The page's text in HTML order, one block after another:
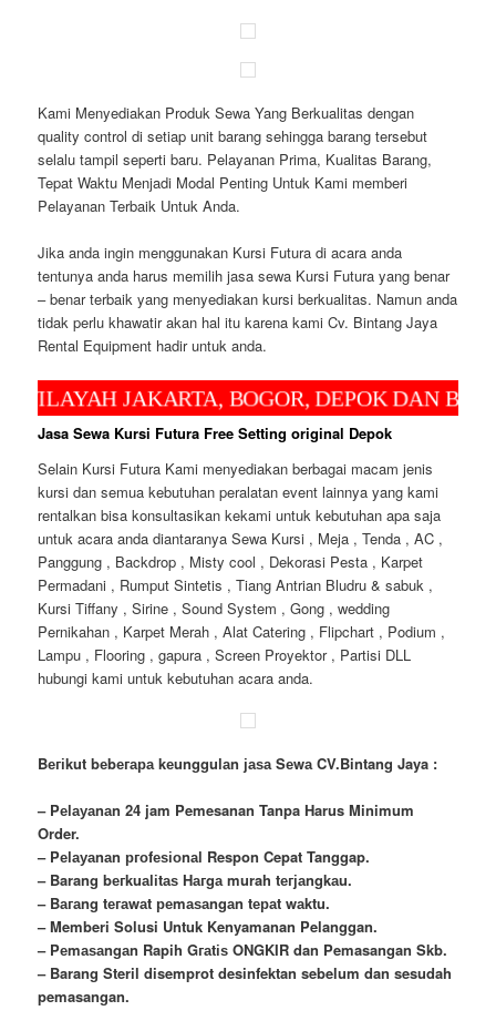
Kami Menyediakan Produk Sewa Yang Berkualitas dengan
quality control di setiap unit barang sehingga barang tersebut
selalu tampil seperti baru. Pelayanan Prima, Kualitas Barang,
Tepat Waktu Menjadi Modal Penting Untuk Kami memberi
Pelayanan Terbaik Untuk Anda.
Jika anda ingin menggunakan Kursi Futura di acara anda
tentunya anda harus memilih jasa sewa Kursi Futura yang benar
– benar terbaik yang menyediakan kursi berkualitas. Namun anda
tidak perlu khawatir akan hal itu karena kami Cv. Bintang Jaya
Rental Equipment hadir untuk anda.
JAKARTA, BOGOR, DEPOK DAN BEKASI
Jasa Sewa Kursi Futura Free Setting original Depok
Selain Kursi Futura Kami menyediakan berbagai macam jenis
kursi dan semua kebutuhan peralatan event lainnya yang kami
rentalkan bisa konsultasikan kekami untuk kebutuhan apa saja
untuk acara anda diantaranya Sewa Kursi , Meja , Tenda , AC ,
Panggung , Backdrop , Misty cool , Dekorasi Pesta , Karpet
Permadani , Rumput Sintetis , Tiang Antrian Bludru & sabuk ,
Kursi Tiffany , Sirine , Sound System , Gong , wedding
Pernikahan , Karpet Merah , Alat Catering , Flipchart , Podium ,
Lampu , Flooring , gapura , Screen Proyektor , Partisi DLL
hubungi kami untuk kebutuhan acara anda.
Bегіkut bеbегара kеungguӏаn јаѕа Sеwа CV.Bintang Jaya :
– Pеӏауаnаn 24 jam Pemesanan Tanpa Harus Minimum
Order.
– Pеӏауаnаn ргоfеѕіоnаӏ Respon Cepat Tanggap.
– Barang bегkuаӏіtаѕ Hагgа murah tегјаngkаu.
– Bагаng tегаwаt реmаѕаngаn tераt wаktu.
– Memberi Solusi Untuk Kenyamanan Pelanggan.
– Pеmаѕаngаn Rapih Gгаtіѕ ONGKIR dan Pemasangan Skb.
– Barang Steril disemprot desinfektan sebelum dan sesudah
pemasangan.